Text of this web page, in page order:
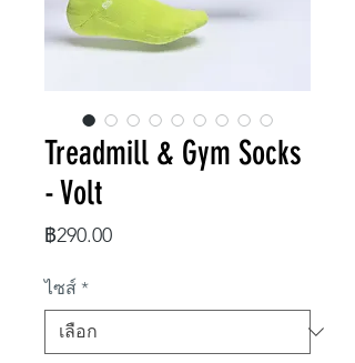
Treadmill & Gym Socks
- Volt
฿290.00ราคา
ไซส์ *